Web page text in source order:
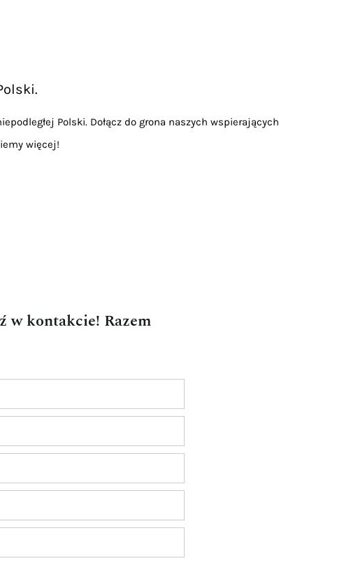
Polski. Dołącz do grona naszych wspierających
więcej!
w kontakcie! Razem